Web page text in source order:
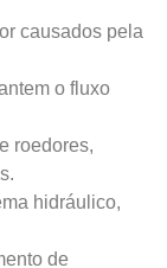
causados pela
o fluxo
roedores,
hidráulico,
de